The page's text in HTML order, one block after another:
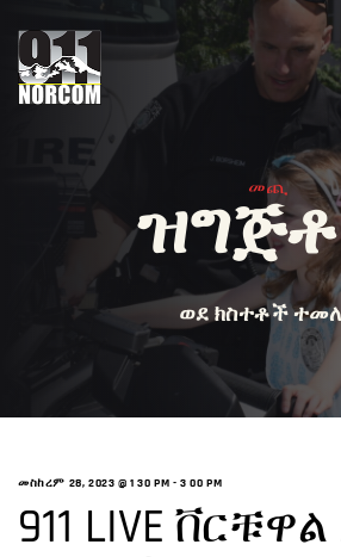
መጪ
ወደ ክስተቶች
መስከረም 28, 2023 @ 1 30 PM -3 00 PM
911 LIVE